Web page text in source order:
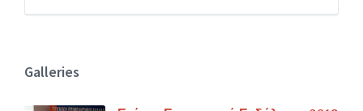
Galleries